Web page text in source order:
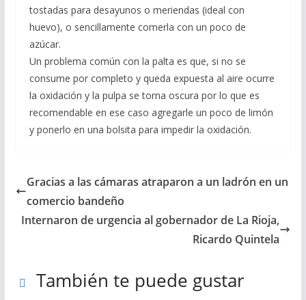
tostadas para desayunos o meriendas (ideal con
huevo), o sencillamente comerla con un poco de
azúcar.
Un problema común con la palta es que, si no se
consume por completo y queda expuesta al aire ocurre
la oxidación y la pulpa se torna oscura por lo que es
recomendable en ese caso agregarle un poco de limón
y ponerlo en una bolsita para impedir la oxidación.
Gracias a las cámaras atraparon a un ladrón en un
comercio bandeño
Internaron de urgencia al gobernador de La Rioja,
Ricardo Quintela
También te puede gustar